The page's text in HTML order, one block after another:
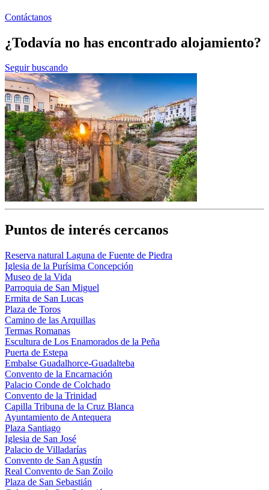
Contáctanos
¿Todavía no has encontrado alojamiento?
Seguir buscando
Puntos de interés cercanos
Reserva natural Laguna de Fuente de Piedra
Iglesia de la Purísima Concepción
Museo de la Vida
Parroquia de San Miguel
Ermita de San Lucas
Plaza de Toros
Camino de las Arquillas
Termas Romanas
Escultura de Los Enamorados de la Peña
Puerta de Estepa
Embalse Guadalhorce-Guadalteba
Convento de la Encarnación
Palacio Conde de Colchado
Convento de la Trinidad
Capilla Tribuna de la Cruz Blanca
Ayuntamiento de Antequera
Plaza Santiago
Iglesia de San José
Palacio de Villadarías
Convento de San Agustín
Real Convento de San Zoilo
Plaza de San Sebastián